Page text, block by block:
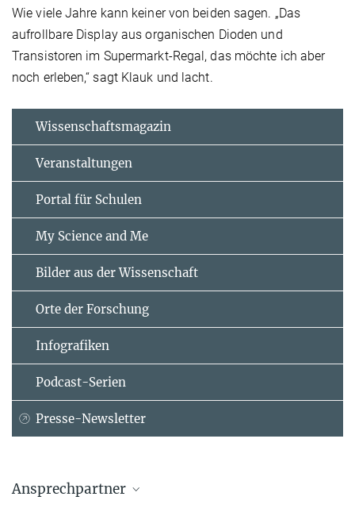
Wie viele Jahre kann keiner von beiden sagen. „Das
aufrollbare Display aus organischen Dioden und
Transistoren im Supermarkt-Regal, das möchte ich aber
noch erleben,“ sagt Klauk und lacht.
Wissenschaftsmagazin
Veranstaltungen
Portal für Schulen
My Science and Me
Bilder aus der Wissenschaft
Orte der Forschung
Infografiken
Podcast-Serien
Presse-Newsletter
Ansprechpartner